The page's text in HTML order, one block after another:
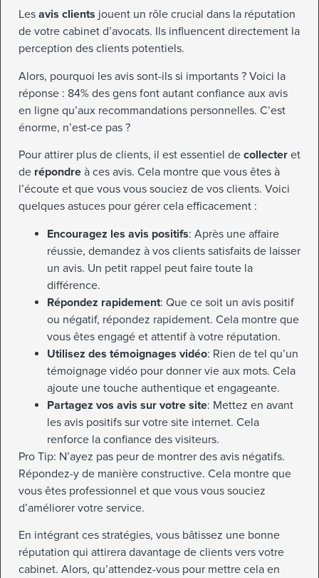
Les avis clients jouent un rôle crucial dans la réputation
de votre cabinet d’avocats. Ils influencent directement la
perception des clients potentiels.
Alors, pourquoi les avis sont-ils si importants ? Voici la
réponse : 84% des gens font autant confiance aux avis
en ligne qu’aux recommandations personnelles. C’est
énorme, n’est-ce pas ?
Pour attirer plus de clients, il est essentiel de collecter et
de répondre à ces avis. Cela montre que vous êtes à
l’écoute et que vous vous souciez de vos clients. Voici
quelques astuces pour gérer cela efficacement :
Encouragez les avis positifs: Après une affaire
réussie, demandez à vos clients satisfaits de laisser
un avis. Un petit rappel peut faire toute la
différence.
Répondez rapidement: Que ce soit un avis positif
ou négatif, répondez rapidement. Cela montre que
vous êtes engagé et attentif à votre réputation.
Utilisez des témoignages vidéo: Rien de tel qu’un
témoignage vidéo pour donner vie aux mots. Cela
ajoute une touche authentique et engageante.
Partagez vos avis sur votre site: Mettez en avant
les avis positifs sur votre site internet. Cela
renforce la confiance des visiteurs.
Pro Tip: N’ayez pas peur de montrer des avis négatifs.
Répondez-y de manière constructive. Cela montre que
vous êtes professionnel et que vous vous souciez
d’améliorer votre service.
En intégrant ces stratégies, vous bâtissez une bonne
réputation qui attirera davantage de clients vers votre
cabinet. Alors, qu’attendez-vous pour mettre cela en